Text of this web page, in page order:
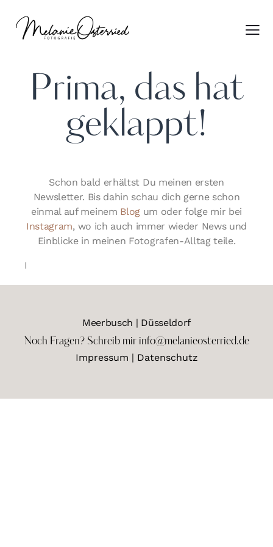
Prima, das hat
geklappt!
Schon bald erhältst Du meinen ersten
Newsletter. Bis dahin schau dich gerne schon
einmal auf meinem Blog um oder folge mir bei
Instagram, wo ich auch immer wieder News und
Einblicke in meinen Fotografen-Alltag teile.
I
Meerbusch | Düsseldorf
Noch Fragen? Schreib mir info@melanieosterried.de
Impressum | Datenschutz